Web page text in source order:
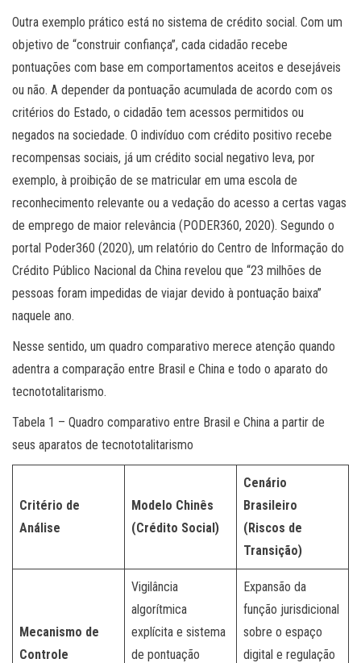
Outra exemplo prático está no sistema de crédito social. Com um
objetivo de “construir confiança”, cada cidadão recebe
pontuações com base em comportamentos aceitos e desejáveis
ou não. A depender da pontuação acumulada de acordo com os
critérios do Estado, o cidadão tem acessos permitidos ou
negados na sociedade. O indivíduo com crédito positivo recebe
recompensas sociais, já um crédito social negativo leva, por
exemplo, à proibição de se matricular em uma escola de
reconhecimento relevante ou a vedação do acesso a certas vagas
de emprego de maior relevância (PODER360, 2020). Segundo o
portal Poder360 (2020), um relatório do Centro de Informação do
Crédito Público Nacional da China revelou que “23 milhões de
pessoas foram impedidas de viajar devido à pontuação baixa”
naquele ano.
Nesse sentido, um quadro comparativo merece atenção quando
adentra a comparação entre Brasil e China e todo o aparato do
tecnototalitarismo.
Tabela 1 – Quadro comparativo entre Brasil e China a partir de
seus aparatos de tecnototalitarismo
Critério de
Análise
Modelo Chinês
(Crédito Social)
Cenário
Brasileiro
(Riscos de
Transição)
Mecanismo de
Controle
Vigilância
algorítmica
explícita e sistema
de pontuação
Expansão da
função jurisdicional
sobre o espaço
digital e regulação